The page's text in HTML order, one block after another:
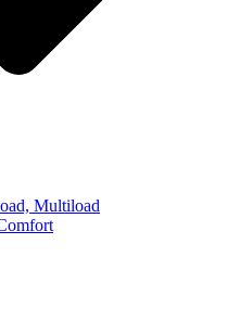
Multiload